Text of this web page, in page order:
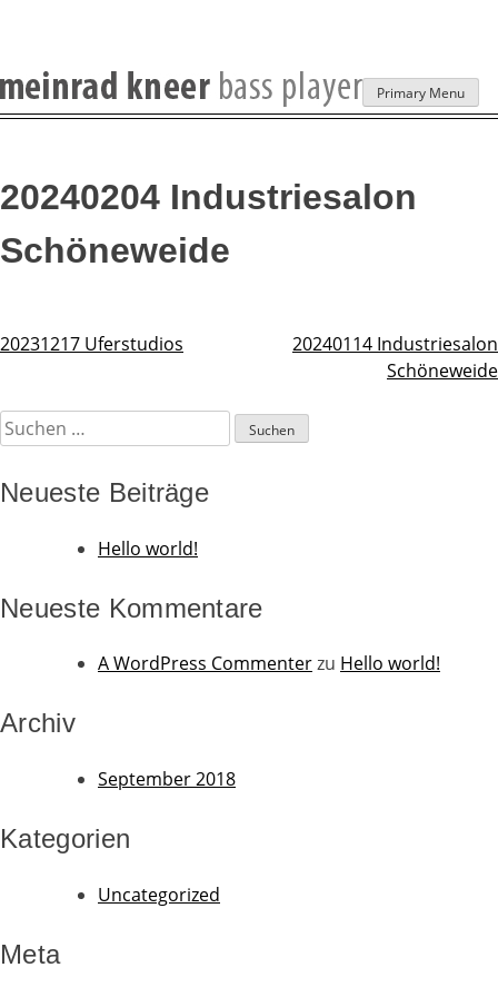
Skip
to
Primary Menu
20240204 Industriesalon
Schöneweide
Beitragsnavigation
20231217 Uferstudios
20240114 Industriesalon
Schöneweide
Suchen
nach:
Neueste Beiträge
Hello world!
Neueste Kommentare
A WordPress Commenterzu Hello world!
Archiv
September 2018
Kategorien
Uncategorized
Meta